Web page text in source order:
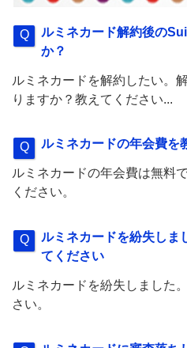
ルミネカード解約後の
か？
ルミネカードを解約したい。
りますか？教えてください...
ルミネカードの年会費を
ルミネカードの年会費は無料
ください。
ルミネカードを紛失しま
てください
ルミネカードを紛失しました
さい。